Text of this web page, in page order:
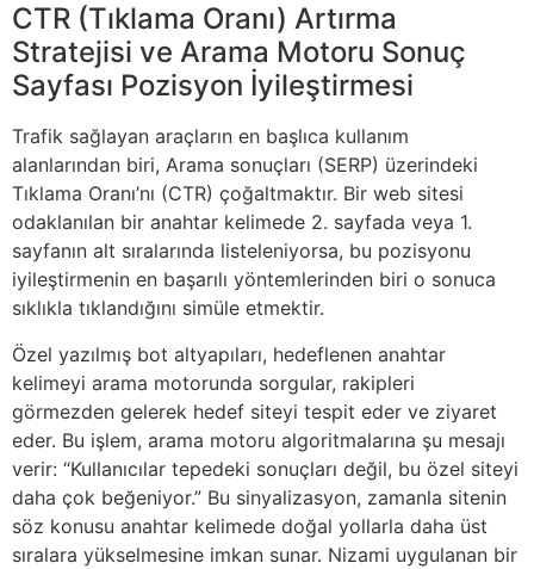
CTR (Tıklama Oranı) Artırma
Stratejisi ve Arama Motoru Sonuç
Sayfası Pozisyon İyileştirmesi
Trafik sağlayan araçların en başlıca kullanım
alanlarından biri, Arama sonuçları (SERP) üzerindeki
Tıklama Oranı’nı (CTR) çoğaltmaktır. Bir web sitesi
odaklanılan bir anahtar kelimede 2. sayfada veya 1.
sayfanın alt sıralarında listeleniyorsa, bu pozisyonu
iyileştirmenin en başarılı yöntemlerinden biri o sonuca
sıklıkla tıklandığını simüle etmektir.
Özel yazılmış bot altyapıları, hedeflenen anahtar
kelimeyi arama motorunda sorgular, rakipleri
görmezden gelerek hedef siteyi tespit eder ve ziyaret
eder. Bu işlem, arama motoru algoritmalarına şu mesajı
verir: “Kullanıcılar tepedeki sonuçları değil, bu özel siteyi
daha çok beğeniyor.” Bu sinyalizasyon, zamanla sitenin
söz konusu anahtar kelimede doğal yollarla daha üst
sıralara yükselmesine imkan sunar. Nizami uygulanan bir